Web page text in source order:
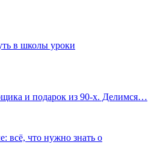
в школы уроки
и подарок из 90-х. Делимся…
всё, что нужно знать о